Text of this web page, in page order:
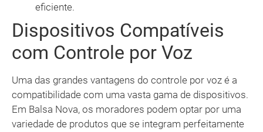
eficiente.
Dispositivos Compatíveis
com Controle por Voz
Uma das grandes vantagens do controle por voz é a
compatibilidade com uma vasta gama de dispositivos.
Em Balsa Nova, os moradores podem optar por uma
variedade de produtos que se integram perfeitamente